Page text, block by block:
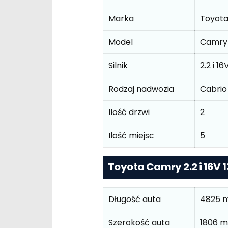
Marka
Toyota
Model
Silnik
2.2 i
Rodzaj nadwozia
Cabrio
Ilość drzwi
2
Ilość miejsc
5
Toyota Camry 2.2 i 16V
Długość auta
4825
Szerokość auta
1806